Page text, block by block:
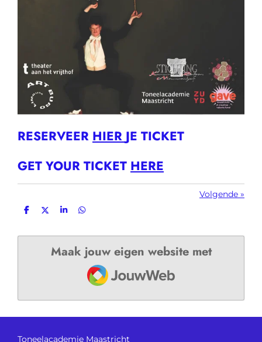
RESERVEER HIER JE TICKET
GET YOUR TICKET HERE
Volgende »
D
e
D
l
S
r
D
e
n
Maak jouw eigen website met
JouwWeb
Toneelacademie Maastricht